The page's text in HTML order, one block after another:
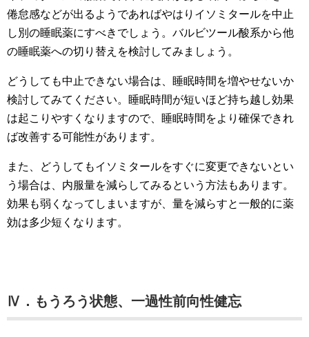
倦怠感などが出るようであればやはりイソミタールを中止
し別の睡眠薬にすべきでしょう。バルビツール酸系から他
の睡眠薬への切り替えを検討してみましょう。
どうしても中止できない場合は、睡眠時間を増やせないか
検討してみてください。睡眠時間が短いほど持ち越し効果
は起こりやすくなりますので、睡眠時間をより確保できれ
ば改善する可能性があります。
また、どうしてもイソミタールをすぐに変更できないとい
う場合は、内服量を減らしてみるという方法もあります。
効果も弱くなってしまいますが、量を減らすと一般的に薬
効は多少短くなります。
Ⅳ．もうろう状態、一過性前向性健忘